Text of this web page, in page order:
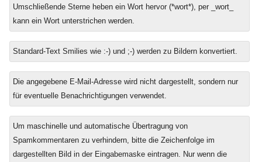
Umschließende Sterne heben ein Wort hervor (*wort*), per _wort_
kann ein Wort unterstrichen werden.
Standard-Text Smilies wie :-) und ;-) werden zu Bildern konvertiert.
Die angegebene E-Mail-Adresse wird nicht dargestellt, sondern nur
für eventuelle Benachrichtigungen verwendet.
Um maschinelle und automatische Übertragung von
Spamkommentaren zu verhindern, bitte die Zeichenfolge im
dargestellten Bild in der Eingabemaske eintragen. Nur wenn die